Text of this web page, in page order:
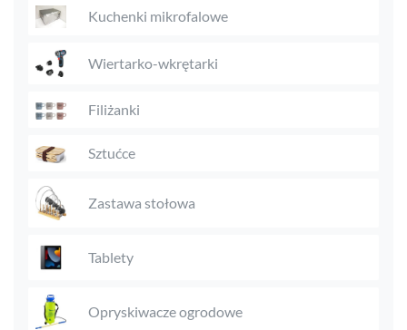
Kuchenki mikrofalowe
Wiertarko-wkrętarki
Filiżanki
Sztućce
Zastawa stołowa
Tablety
Opryskiwacze ogrodowe